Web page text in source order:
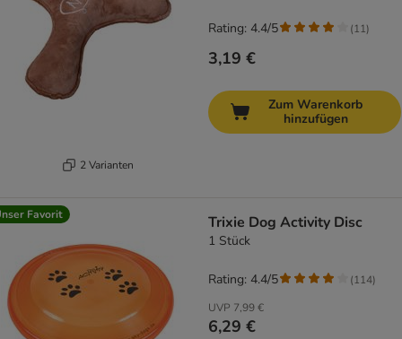
2 Varianten
3,19 €
Rating: 4.4/5 (11)
Zum Warenkorb
hinzufügen
Favorit Trixie Dog Activity Disc
1 Stück
UVP 7,99 €
6,29 €
Rating: 4.4/5 (114)